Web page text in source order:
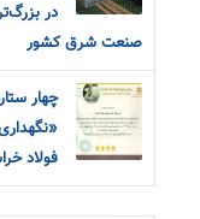
در
صنعت شرق کشور
چهار
فولاد